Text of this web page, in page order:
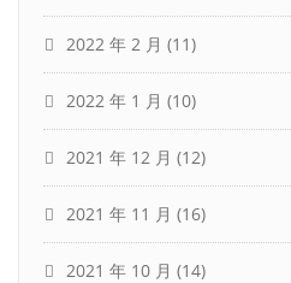
2022 年 2 月 (11)
2022 年 1 月 (10)
2021 年 12 月 (12)
2021 年 11 月 (16)
2021 年 10 月 (14)